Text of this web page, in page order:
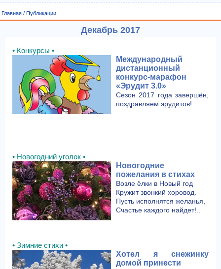
Главная / Публикации
Декабрь 2017
• Конкурсы •
Международный
дистанционный
конкурс-марафон
«Эрудит 3.0»
Сезон 2017 года завершён,
поздравляем эрудитов!
• Новогодний уголок •
Новогодние
пожелания в стихах
Возле ёлки в Новый год
Кружит звонкий хоровод.
Пусть исполнятся желанья,
Счастье каждого найдет!..
• Зимние стихи •
Хотел я снежинку
домой принести